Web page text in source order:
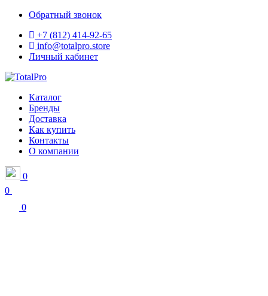
Обратный звонок
+7 (812) 414-92-65
info@totalpro.store
Личный кабинет
Каталог
Бренды
Доставка
Как купить
Контакты
О компании
0
0
0